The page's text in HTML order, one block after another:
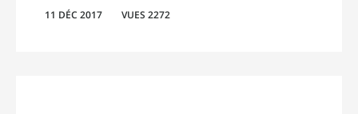
11 DÉC 2017 VUES 2272